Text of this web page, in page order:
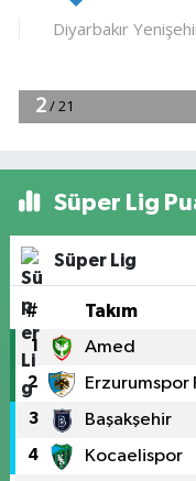
Süper Lig
Süper Lig
# Takım
1 Amed
2 Erzurumspor
3 Başakşehir
4 Kocaelispor